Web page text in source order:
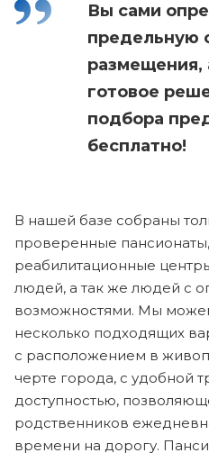
Вы сами
предельную
размещения,
готовое
подбора
бесплатно!
В нашей базе собраны
проверенные
реабилитационные
людей, а так же людей с
возможностями. Мы
несколько подходящих
с расположением в
черте города, с удобной
доступностью,
родственников
времени на дорогу.